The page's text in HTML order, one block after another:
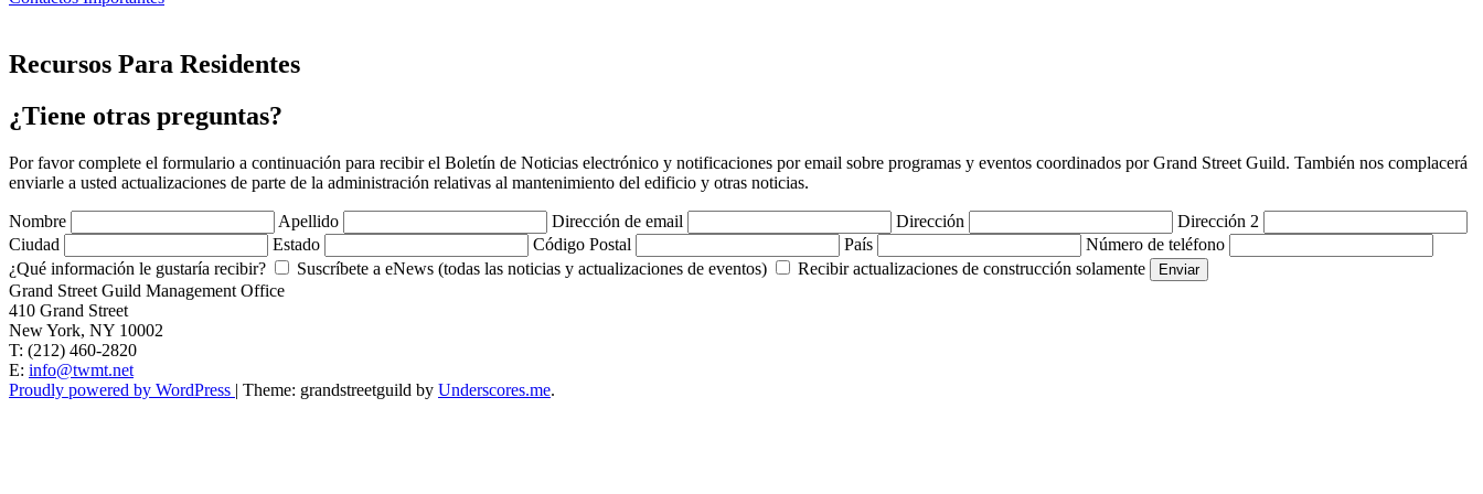
Recursos Para Residentes
¿Tiene otras preguntas?
Por favor complete el formulario a continuación para recibir el Boletín de Noticias electrónico y notificaciones por email sobre programas y eventos coordinados por Grand Street Guild. También nos complacerá
enviarle a usted actualizaciones de parte de la administración relativas al mantenimiento del edificio y otras noticias.
Nombre Apellido Dirección de email Dirección
Dirección 2
Ciudad
Estado Código Postal País
Número de teléfono
¿Qué información le gustaría recibir?
Suscríbete a eNews (todas las noticias y actualizaciones de eventos) Recibir actualizaciones de construcción solamente Enviar
Grand Street Guild Management Office
410 Grand Street
New York, NY 10002
T: (212) 460-2820
E: info@twmt.net
Proudly powered by WordPress | Theme: grandstreetguild by Underscores.me.